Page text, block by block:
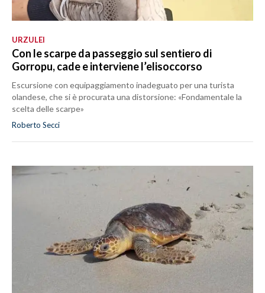
URZULEI
Con le scarpe da passeggio sul sentiero di
Gorropu, cade e interviene l’elisoccorso
Escursione con equipaggiamento inadeguato per una turista
olandese, che si è procurata una distorsione: «Fondamentale la
scelta delle scarpe»
Roberto Secci